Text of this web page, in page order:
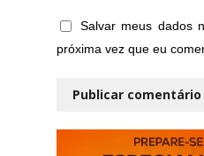
Salvar meus dados
próxima vez que eu